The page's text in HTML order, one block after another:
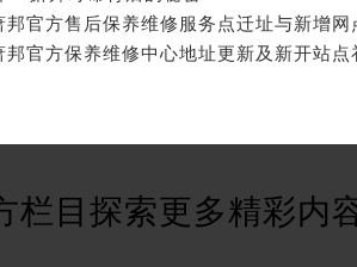
售后服务中心（需提前预约）
（需提前预约）
萧邦售后服务中心（需提前预约）
（需提前预约）
邦官方售后保养维修服务点迁址与新增网
栏目探索更多精彩内